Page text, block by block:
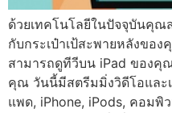
ด้วยเทคโนโลยีในปัจจุบันคุณ
กับกระเป๋าเป้สะพายหลังข
สามารถดูทีวีบน iPad ของคุ
คุณ วันนี้มีสตรีมมิ่งวิดีโอและ
แพด, iPhone, iPods, คอม